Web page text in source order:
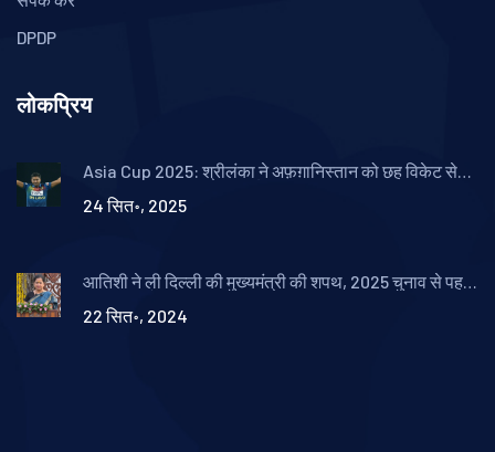
DPDP
लोकप्रिय
Asia Cup 2025: श्रीलंका ने अफ़ग़ानिस्तान को छह विकेट से
24 सित॰, 2025
आतिशी ने ली दिल्ली की मुख्यमंत्री की शपथ, 2025 चुनाव से पहले
22 सित॰, 2024